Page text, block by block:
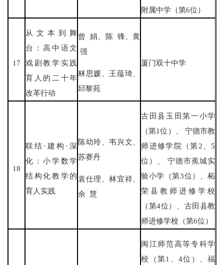
附属中学（第6位）
17
从文本到舞
台：高中语文
戏剧教学实践
育人的二十年
改革行动
曾 娟、陈 锋、黄
强
林思媛、王蕴琦、
邱黎苑
厦门双十中学
18
联结·建构·深
化：小学数学
结构化教学的
育人实践
陈幼玲、韦兴文、
苏赛丹
袁仕理、林宜祥、
余 慧
古田县玉田第一小学
（第1位）、 宁德市教
师进修学院（第2、5
位）、 宁德市蕉城实
验小学（第3位）、柘
荣县教师进修学校
（第4位）、古田县教
师进修学校（第6位）
闽江师范高等专科学
校（第1、4位）、福